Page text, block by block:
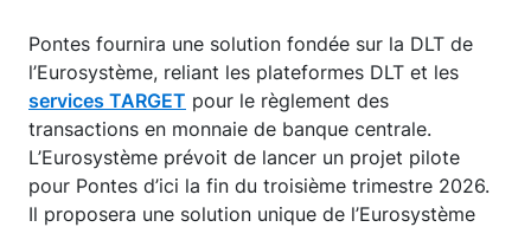
Pontes fournira une solution fondée sur la DLT de
l’Eurosystème, reliant les plateformes DLT et les
services TARGET pour le règlement des
transactions en monnaie de banque centrale.
L’Eurosystème prévoit de lancer un projet pilote
pour Pontes d’ici la fin du troisième trimestre 2026.
Il proposera une solution unique de l’Eurosystème